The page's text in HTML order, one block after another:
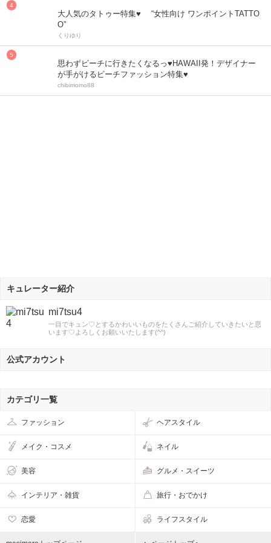
大人気のタトゥー特集♥ “女性向け ワンポイントTATTO
O”
くりゆり
思わずビーチに行きたくなるっ♥HAWAII発！デザイナー
が手がけるビーチファッション特集♥
chibimomo88
キュレーター紹介
mi7tsu4
一目でキュン♡とするかわいいものをたくさんご紹介していきたいと思
います♡よろしくお願いいたします(^^)
公式アカウント
カテゴリ一覧
ファッション ヘアスタイル
メイク・コスメ ネイル
美容 グルメ・スイーツ
インテリア・雑貨 旅行・おでかけ
恋愛 ライフスタイル